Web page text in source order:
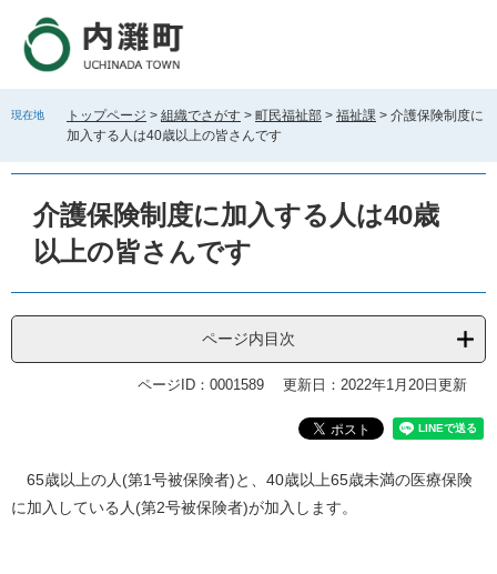
す
し
現在地 トップページ > 組織でさがす > 町民福祉部 > 福祉課 > 介護保険制度に
加入する人は40歳以上の皆さんです
介護保険制度に加入する人は40歳
以上の皆さんです
ページ内目次
ページID：0001589 更新日：2022年1月20日更新
65歳以上の人(第1号被保険者)と、40歳以上65歳未満の医療保険
に加入している人(第2号被保険者)が加入します。